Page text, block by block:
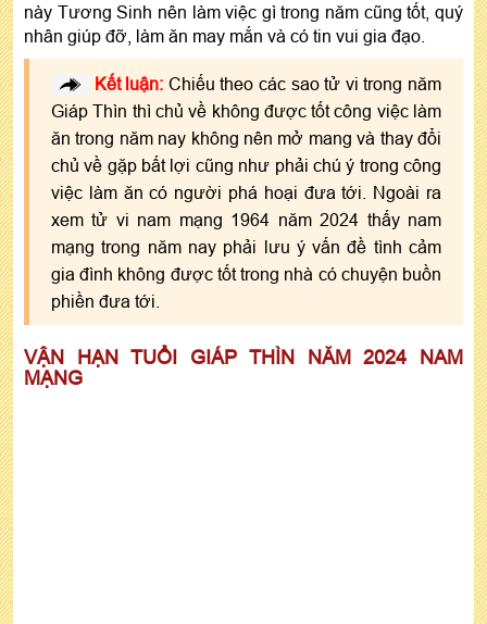
này Tương Sinh nên làm việc gì trong năm cũng tốt, quý
nhân giúp đỡ, làm ăn may mắn và có tin vui gia đạo.
Kết luận: Chiếu theo các sao tử vi trong năm
Giáp Thìn thì chủ về không được tốt công việc làm
ăn trong năm nay không nên mở mang và thay đổi
chủ về gặp bất lợi cũng như phải chú ý trong công
việc làm ăn có người phá hoại đưa tới. Ngoài ra
xem tử vi nam mạng 1964 năm 2024 thấy nam
mạng trong năm nay phải lưu ý vấn đề tình cảm
gia đình không được tốt trong nhà có chuyện buồn
phiền đưa tới.
VẬN HẠN TUỔI GIÁP THÌN NĂM 2024 NAM
MẠNG